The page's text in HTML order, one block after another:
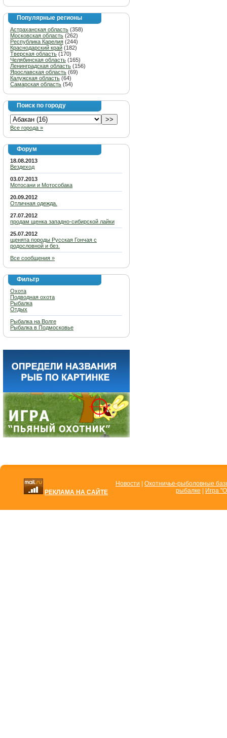
Популярные регионы
Астраханская область (358)
Московская область (262)
Республика Карелия (244)
Краснодарский край (182)
Тверская область (170)
Челябинская область (165)
Ленинградская область (156)
Ярославская область (69)
Калужская область (64)
Самарская область (54)
Поиск по городу
Все города »
Форум
18.08.2013
Вездеход
03.07.2013
Мотосани и Мотособака
20.09.2012
Отличная одежда.
27.07.2012
продам щенка западно-сибирской лайки
25.07.2012
щенята породы Русская Гончая с
родословной и без.
Все сообщения »
Фильтр
Охота
Подводная охота
Рыбалка
Отдых
Рыбалка на Волге
Рыбалка в Подмосковье
РЕКЛАМА НА САЙТЕ
Новости
Охотничье-рыболовные
рыбалке
Игра